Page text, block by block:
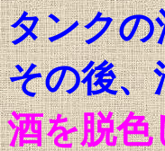
タンク
その後、
酒を脱